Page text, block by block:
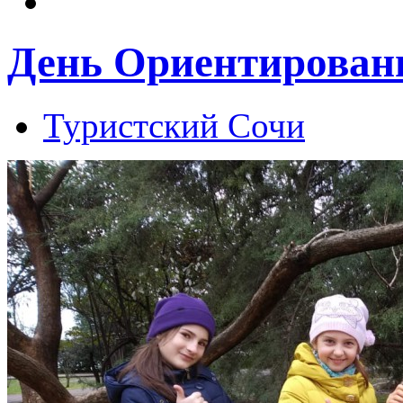
День
Туристский Сочи